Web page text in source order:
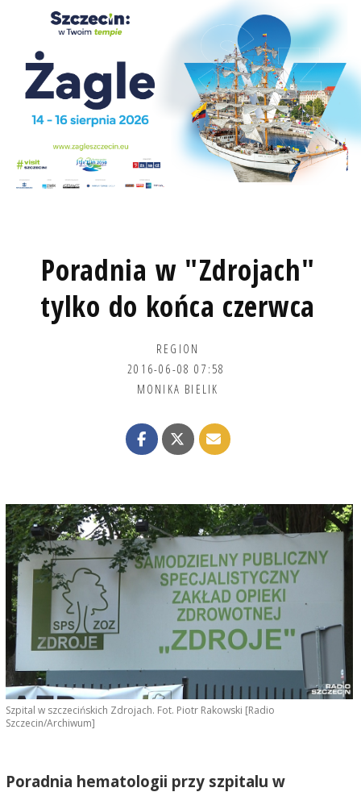
Poradnia w "Zdrojach"
tylko do końca czerwca
REGION
2016-06-08 07:58
MONIKA BIELIK
Szpital w szczecińskich Zdrojach. Fot. Piotr Rakowski [Radio
Szczecin/Archiwum]
Poradnia hematologii przy szpitalu w